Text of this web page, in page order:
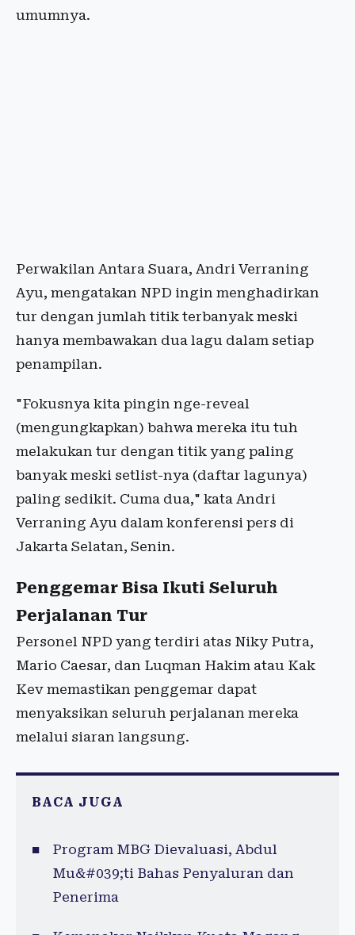
umumnya.
Perwakilan Antara Suara, Andri Verraning
Ayu, mengatakan NPD ingin menghadirkan
tur dengan jumlah titik terbanyak meski
hanya membawakan dua lagu dalam setiap
penampilan.
"Fokusnya kita pingin nge-reveal
(mengungkapkan) bahwa mereka itu tuh
melakukan tur dengan titik yang paling
banyak meski setlist-nya (daftar lagunya)
paling sedikit. Cuma dua," kata Andri
Verraning Ayu dalam konferensi pers di
Jakarta Selatan, Senin.
Penggemar Bisa Ikuti Seluruh
Perjalanan Tur
Personel NPD yang terdiri atas Niky Putra,
Mario Caesar, dan Luqman Hakim atau Kak
Kev memastikan penggemar dapat
menyaksikan seluruh perjalanan mereka
melalui siaran langsung.
BACA JUGA
Program MBG Dievaluasi, Abdul
Mu&#039;ti Bahas Penyaluran dan
Penerima